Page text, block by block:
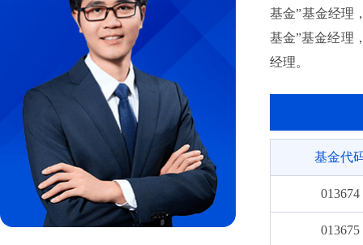
基金”基金经理
基金”基金经理
经理。
基金代
013674
013675